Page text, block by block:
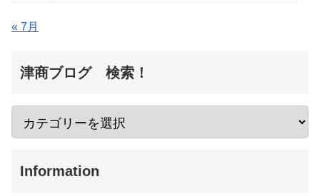
« 7月
津商ブログ 検索！
Information